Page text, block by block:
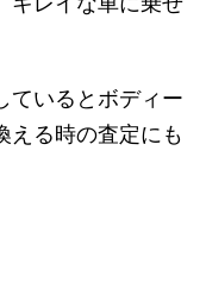
ているとボディー
える時の査定にも